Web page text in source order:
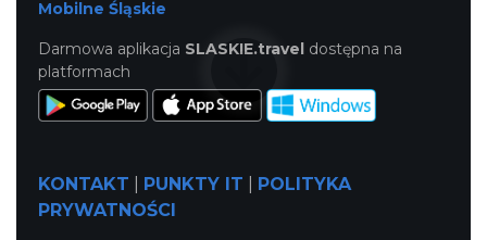
Mobilne Śląskie
Darmowa aplikacja SLASKIE.travel dostępna na
platformach
KONTAKT PUNKTY IT
POLITYKA
PRYWATNOŚCI